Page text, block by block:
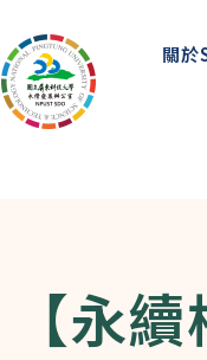
關於
【永